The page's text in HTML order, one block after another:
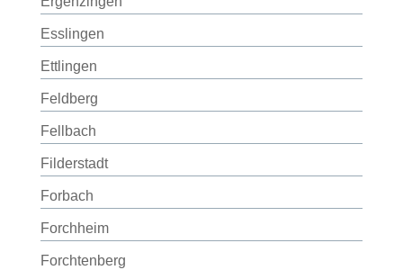
Esslingen
Ettlingen
Feldberg
Fellbach
Filderstadt
Forbach
Forchheim
Forchtenberg